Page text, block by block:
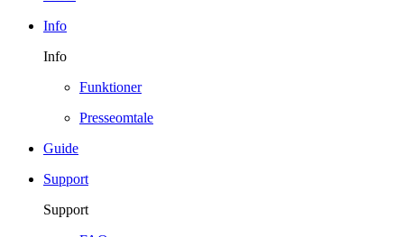
Info
Info
Funktioner
Presseomtale
Guide
Support
Support